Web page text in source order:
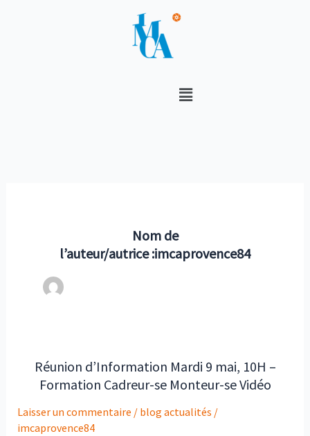
Menu
Nom de
l’auteur/autrice :imcaprovence84
Réunion d’Information Mardi 9 mai, 10H –
Formation Cadreur-se Monteur-se Vidéo
Laisser un commentaire / blog actualités /
imcaprovence84
Réunion
d’Information
9